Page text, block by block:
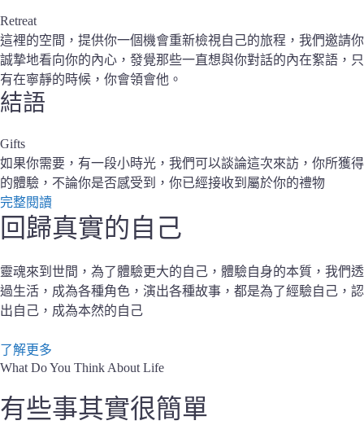
Retreat
這裡的空間，提供你一個機會重新檢視自己的旅程，我們邀請你
誠摯地看向你的內心，發覺那些一直想與你對話的內在絮語，只
有在寧靜的時候，你會領會他。
結語
Gifts
如果你需要，有一段小時光，我們可以談論這次來訪，你所獲得
的體驗，不論你是否感受到，你已經接收到屬於你的禮物
完整閱讀
回歸真實的自己
靈魂來到世間，為了體驗更大的自己，體驗自身的本質，我們透
過生活，成為各種角色，演出各種故事，都是為了經驗自己，認
出自己，成為本然的自己
了解更多
What Do You Think About Life
有些事其實很簡單